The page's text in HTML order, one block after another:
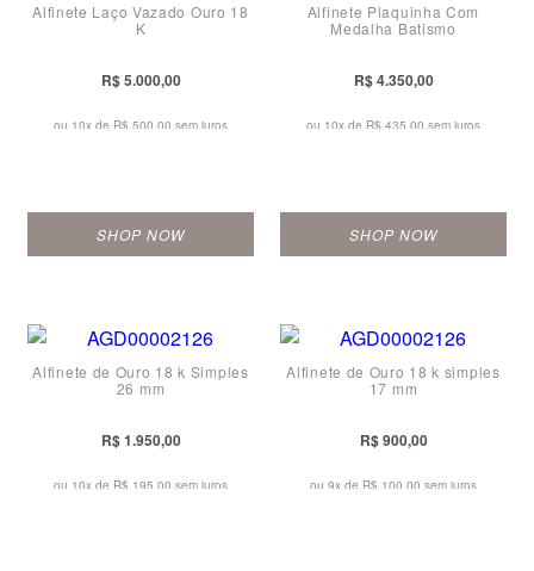
Alfinete Laço Vazado Ouro 18
K
R$ 5.000,00
ou 10x de R$ 500,00 sem juros
SHOP NOW
Alfinete Plaquinha Com
Medalha Batismo
R$ 4.350,00
ou 10x de R$ 435,00 sem juros
SHOP NOW
Alfinete de Ouro 18 k Simples
26 mm
R$ 1.950,00
ou 10x de R$ 195,00 sem juros
Alfinete de Ouro 18 k simples
17 mm
R$ 900,00
ou 9x de R$ 100,00 sem juros